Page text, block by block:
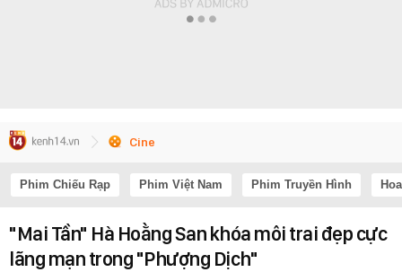
Cine
Phim Chiếu Rạp Phim Việt Nam Phim Truyền Hình
"Mai Tần" Hà Hoằng San khóa môi trai đẹp cực
lãng mạn trong "Phượng Dịch"